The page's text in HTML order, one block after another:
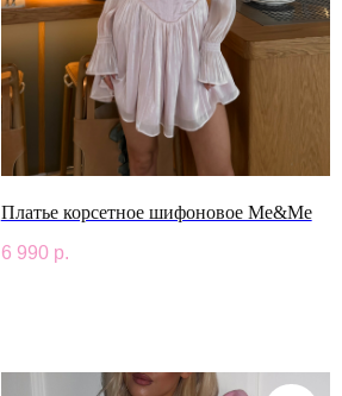
Платье корсетное шифоновое Me&Me
6 990 р.